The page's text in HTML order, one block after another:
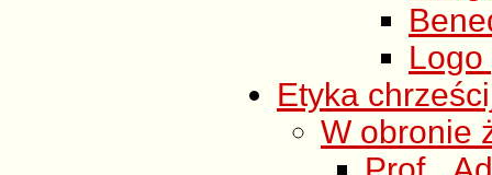
Etyka
W obronie